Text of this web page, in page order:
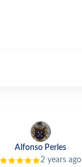
Lg Carri
3 years ago